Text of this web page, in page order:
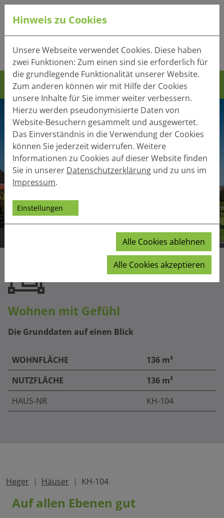
Tel.:+49 (0) 41 32 - 220
Mail:info(at)heger-holzbau.de
Wohnen mit Gefühl
Die Grunddaten auf einen Blick
WOHNFLÄCHE
136 m²
NUTZFLÄCHE
136 m²
HAUS-NR
KH-104
Heger Häuser KH-104
Auf allen Ebenen gut
Hinweis zu Cookies
Unsere Webseite verwendet Cookies. Diese haben
zwei Funktionen: Zum einen sind sie erforderlich für
die grundlegende Funktionalität unserer Website.
Zum anderen können wir mit Hilfe der Cookies
unsere Inhalte für Sie immer weiter verbessern.
Hierzu werden pseudonymisierte Daten von
Website-Besuchern gesammelt und ausgewertet.
Das Einverständnis in die Verwendung der Cookies
können Sie jederzeit widerrufen. Weitere
Informationen zu Cookies auf dieser Website finden
Sie in unserer Datenschutzerklärung und zu uns im
Impressum.
Einstellungen
Alle Cookies ablehnen
Alle Cookies akzeptieren